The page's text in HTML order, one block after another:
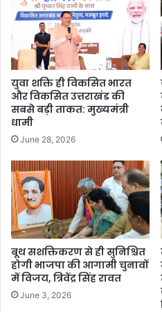
युवा शक्ति ही विकसित भारत
और विकसित उत्तराखंड की
सबसे बड़ी ताकत: मुख्यमंत्री
धामी
June 28, 2026
बूथ सशक्तिकरण से ही सुनिश्चित
होगी भाजपा की आगामी चुनावों
में विजय, त्रिवेंद्र सिंह रावत
June 3, 2026